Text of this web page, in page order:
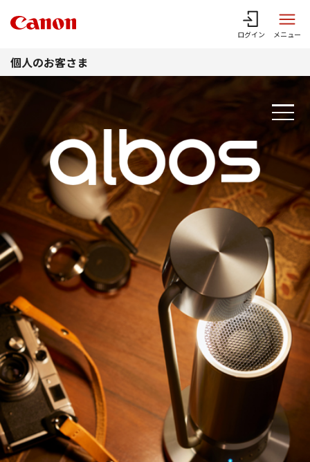
ログイン メニュー
個人のお客さま
ABOUT
SCENE
FEATURE
REVIEW
SHOP